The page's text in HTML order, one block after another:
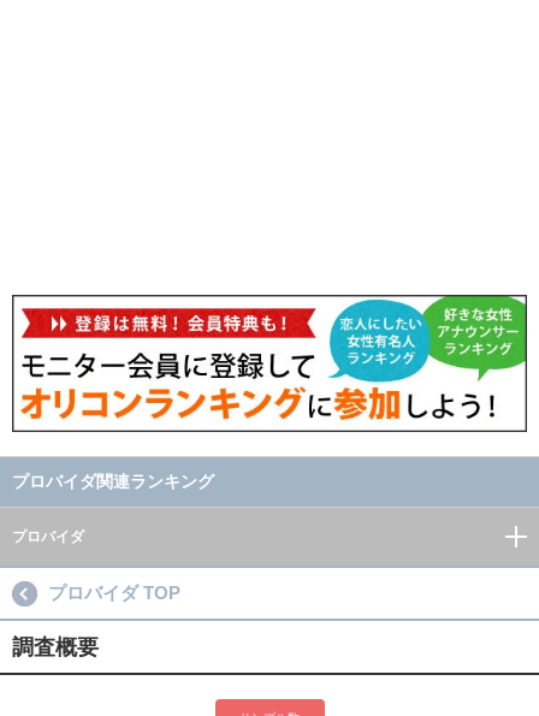
プロバイダ関連ランキング
プロバイダ
プロバイダ TOP
調査概要